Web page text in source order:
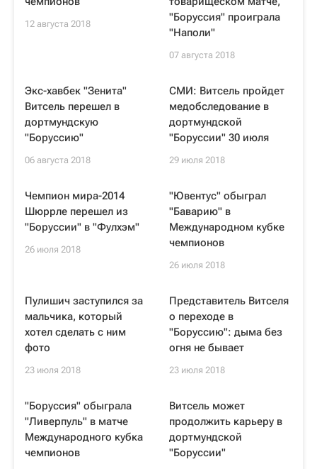
12 августа 2018
"Боруссия" проиграла
"Наполи"
07 августа 2018
Экс-хавбек "Зенита"
Витсель перешел в
дортмундскую
"Боруссию"
06 августа 2018
СМИ: Витсель пройдет
медобследование в
дортмундской
"Боруссии" 30 июля
29 июля 2018
Чемпион мира-2014
Шюррле перешел из
"Боруссии" в "Фулхэм"
26 июля 2018
"Ювентус" обыграл
"Баварию" в
Международном кубке
чемпионов
26 июля 2018
Пулишич заступился за
мальчика, который
хотел сделать с ним
фото
23 июля 2018
Представитель Витселя
о переходе в
"Боруссию": дыма без
огня не бывает
23 июля 2018
"Боруссия" обыграла
"Ливерпуль" в матче
Международного кубка
чемпионов
Витсель может
продолжить карьеру в
дортмундской
"Боруссии"